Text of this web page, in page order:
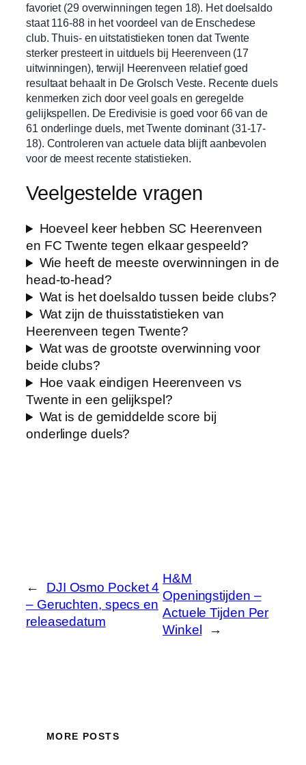
favoriet (29 overwinningen tegen 18). Het doelsaldo
staat 116-88 in het voordeel van de Enschedese
club. Thuis- en uitstatistieken tonen dat Twente
sterker presteert in uitduels bij Heerenveen (17
uitwinningen), terwijl Heerenveen relatief goed
resultaat behaalt in De Grolsch Veste. Recente duels
kenmerken zich door veel goals en geregelde
gelijkspellen. De Eredivisie is goed voor 66 van de
61 onderlinge duels, met Twente dominant (31-17-
18). Controleren van actuele data blijft aanbevolen
voor de meest recente statistieken.
Veelgestelde vragen
Hoeveel keer hebben SC Heerenveen
en FC Twente tegen elkaar gespeeld?
Wie heeft de meeste overwinningen in de
head-to-head?
Wat is het doelsaldo tussen beide clubs?
Wat zijn de thuisstatistieken van
Heerenveen tegen Twente?
Wat was de grootste overwinning voor
beide clubs?
Hoe vaak eindigen Heerenveen vs
Twente in een gelijkspel?
Wat is de gemiddelde score bij
onderlinge duels?
←
DJI Osmo Pocket 4
– Geruchten, specs en
releasedatum
H&M
Openingstijden –
Actuele Tijden Per
Winkel
→
MORE POSTS